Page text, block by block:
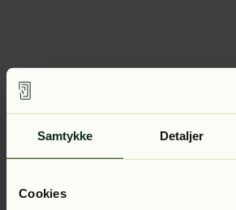
Samtykke Detaljer
Cookies